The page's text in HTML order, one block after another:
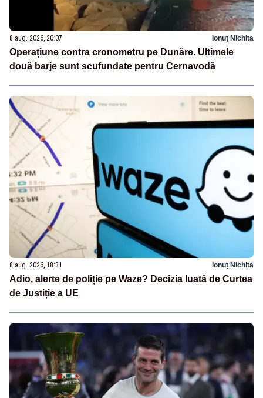
8 aug. 2026, 20:07 Ionuț Nichita
Operațiune contra cronometru pe Dunăre. Ultimele
două barje sunt scufundate pentru Cernavodă
8 aug. 2026, 18:31 Ionuț Nichita
Adio, alerte de poliție pe Waze? Decizia luată de Curtea
de Justiție a UE